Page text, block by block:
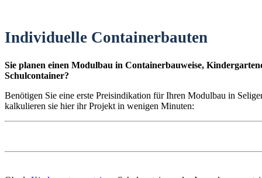
Individuelle Containerbauten
Sie planen einen Modulbau in Containerbauweise,
Schulcontainer?
Benötigen Sie eine erste Preisindikation für Ihren Modulbau in
kalkulieren sie hier ihr Projekt in wenigen Minuten: